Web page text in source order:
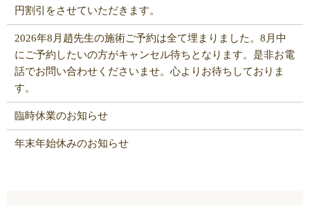
円割引をさせていただきます。
2026年8月趙先生の施術ご予約は全て埋まりました。8月中
にご予約したいの方がキャンセル待ちとなります。是非お電
話でお問い合わせくださいませ。心よりお待ちしておりま
す。
臨時休業のお知らせ
年末年始休みのお知らせ